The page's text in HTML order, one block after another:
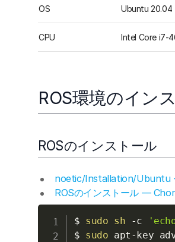
OS Ubuntu 20.04
CPU Intel Core i7-
ROS環境のイン
ROSのインストール
noetic/Installation/Ubuntu
ROSのインストール —
$ sudo sh -c
$ sudo apt-key